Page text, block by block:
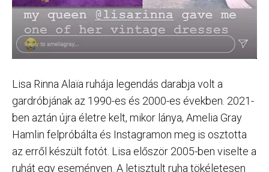
Lisa Rinna Alaïa ruhája legendás darabja volt a
gardróbjának az 1990-es és 2000-es években. 2021-
ben aztán újra életre kelt, mikor lánya, Amelia Gray
Hamlin felpróbálta és Instagramon meg is osztotta
az erről készült fotót. Lisa először 2005-ben viselte a
ruhát egy eseményen. A letisztult ruha tökéletesen